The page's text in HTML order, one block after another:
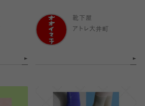
靴下屋
アトレ大井町